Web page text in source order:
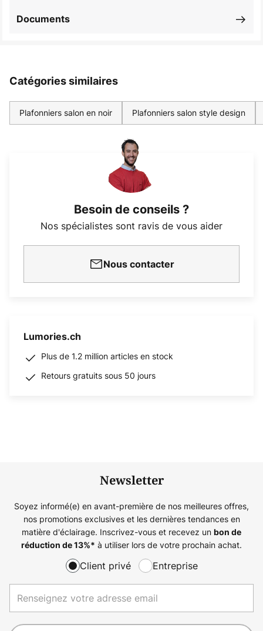
Documents
Catégories similaires
Plafonniers salon en noir Plafonniers salon style design
Besoin de conseils ?
Nos spécialistes sont ravis de vous aider
Nous contacter
Lumories.ch
Plus de 1.2 million articles en stock
Retours gratuits sous 50 jours
Newsletter
Soyez informé(e) en avant-première de nos meilleures offres,
nos promotions exclusives et les dernières tendances en
matière d'éclairage. Inscrivez-vous et recevez un bon de
réduction de13%* à utiliser lors de votre prochain achat.
Client privé Entreprise